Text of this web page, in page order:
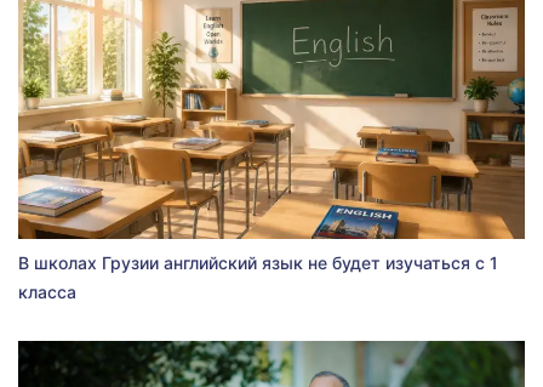
В школах Грузии английский язык не будет изучаться с 1
класса